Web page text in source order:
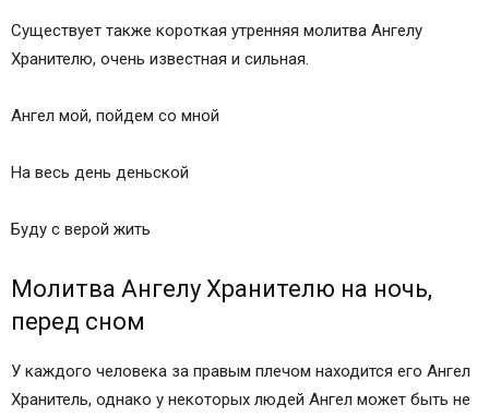
Существует также короткая утренняя молитва Ангелу
Хранителю, очень известная и сильная.
Ангел мой, пойдем со мной
На весь день деньской
Буду с верой жить
Молитва Ангелу Хранителю на ночь,
перед сном
У каждого человека за правым плечом находится его Ангел
Хранитель, однако у некоторых людей Ангел может быть не